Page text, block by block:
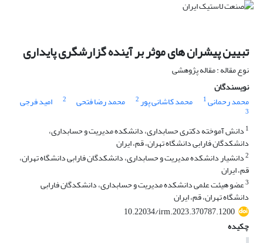
تبیین پیشران های موثر بر آینده گزارشگری پایداری
نوع مقاله : مقاله پژوهشی
نویسندگان
محمد رحمانی1 محمد کاشانی پور2 محمد رضا فتحی 2 امید فرجی
3
1 دانش آموخته دکتری حسابداری، دانشکده مدیریت و حسابداری،
دانشکدگان فارابی دانشگاه تهران، قم، ایران
2دانشیار دانشکده مدیریت و حسابداری، دانشکدگان فارابی دانشگاه تهران،
قم، ایران
3عضو هیئت علمی دانشکده مدیریت و حسابداری، دانشکدگان فارابی
دانشگاه تهران، قم، ایران
10.22034/irm.2023.370787.1200
چکیده